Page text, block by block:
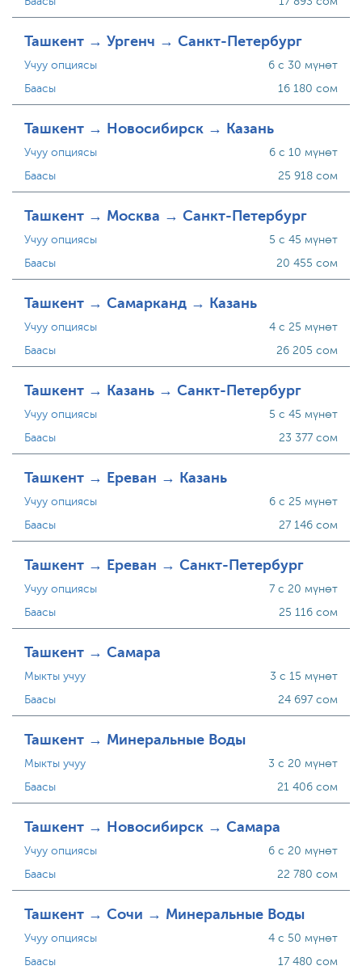
Ташкент → Ургенч → Санкт-Петербург
Учуу опциясы
Баасы
6 с 30 мүнөт
16 180 сом
Ташкент → Новосибирск → Казань
Учуу опциясы
Баасы
6 с 10 мүнөт
25 918 сом
Ташкент → Москва → Санкт-Петербург
Учуу опциясы
Баасы
5 с 45 мүнөт
20 455 сом
Ташкент → Самарканд → Казань
Учуу опциясы
Баасы
4 с 25 мүнөт
26 205 сом
Ташкент → Казань → Санкт-Петербург
Учуу опциясы
Баасы
5 с 45 мүнөт
23 377 сом
Ташкент → Ереван → Казань
Учуу опциясы
Баасы
6 с 25 мүнөт
27 146 сом
Ташкент → Ереван → Санкт-Петербург
Учуу опциясы
Баасы
7 с 20 мүнөт
25 116 сом
Ташкент → Самара
Мыкты учуу
Баасы
3 с 15 мүнөт
24 697 сом
Ташкент → Минеральные Воды
Мыкты учуу
Баасы
3 с 20 мүнөт
21 406 сом
Ташкент → Новосибирск → Самара
Учуу опциясы
Баасы
6 с 20 мүнөт
22 780 сом
Ташкент → Сочи → Минеральные Воды
Учуу опциясы
Баасы
4 с 50 мүнөт
17 480 сом